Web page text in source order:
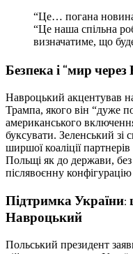
“Це… погана
“Це наша спільна
визначатиме, що
Безпека і “мир
Навроцький акцентував
Трампа, якого він “дуже
американського
буксувати. Зеленський зі
ширшої коаліції
Польщі як до держави, без
післявоєнну конфігурацію
Підтримка України:
Навроцький
Польський президент